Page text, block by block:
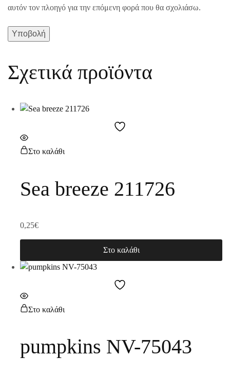
αυτόν τον πλοηγό για την επόμενη φορά που θα σχολιάσω.
Σχετικά προϊόντα
Στο καλάθι
Sea breeze 211726
0,25€
Στο καλάθι
Στο καλάθι
pumpkins NV-75043